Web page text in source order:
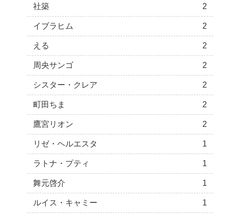
社築 2
イブラヒム 2
える 2
周央サンゴ 2
シスター・クレア 2
町田ちま 2
鷹宮リオン 2
リゼ・ヘルエスタ 1
ラトナ・プティ 1
舞元啓介 1
ルイス・キャミー 1